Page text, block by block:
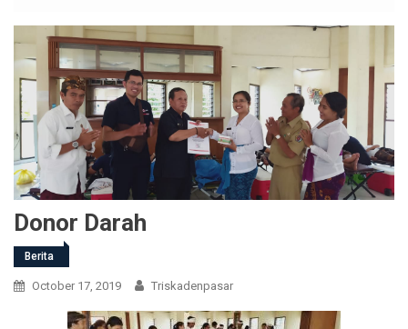
Donor Darah
Berita
October 17, 2019 Triskadenpasar